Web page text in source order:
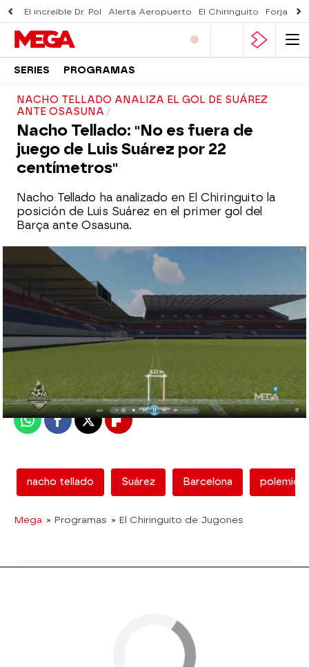
El increíble Dr. Pol Alerta Aeropuerto El Chiringuito Forjado
SERIES PROGRAMAS
NACHO TELLADO ANALIZA EL GOL DE SUÁREZ
ANTE OSASUNA
Nacho Tellado: "No es fuera de
juego de Luis Suárez por 22
centímetros"
Nacho Tellado ha analizado en El Chiringuito la
posición de Luis Suárez en el primer gol del
Barça ante Osasuna.
mega
Publicado: 12 de febrero de 2018, 12:53
WhatsappFacebook
X Flipboard
nacho tellado Suárez Barcelona polemica
Mega » Programas » El Chiringuito de Jugones